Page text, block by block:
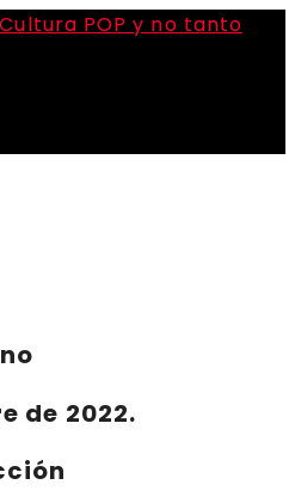
de 2022.